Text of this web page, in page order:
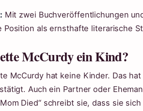
Mit zwei Buchveröffentlichungen
Position als ernsthafte literarische
McCurdy ein Kind?
McCurdy hat keine Kinder. Das
Auch ein Partner oder
Mom Died“ schreibt sie, dass sie